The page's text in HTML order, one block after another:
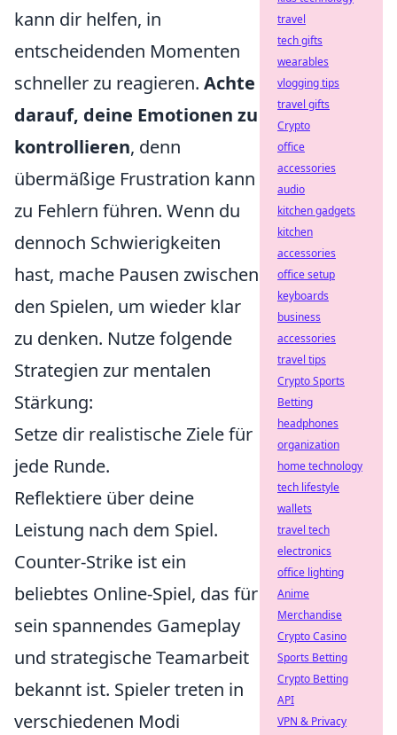
kann dir helfen, in
entscheidenden Momenten
schneller zu reagieren. Achte
darauf, deine Emotionen zu
kontrollieren, denn
übermäßige Frustration kann
zu Fehlern führen. Wenn du
dennoch Schwierigkeiten
hast, mache Pausen zwischen
den Spielen, um wieder klar
zu denken. Nutze folgende
Strategien zur mentalen
Stärkung:
Setze dir realistische Ziele für
jede Runde.
Reflektiere über deine
Leistung nach dem Spiel.
Counter-Strike ist ein
beliebtes Online-Spiel, das für
sein spannendes Gameplay
und strategische Teamarbeit
bekannt ist. Spieler treten in
verschiedenen Modi
travel
tech gifts
wearables
vlogging tips
travel gifts
Crypto
office
accessories
audio
kitchen gadgets
kitchen
accessories
office setup
keyboards
business
accessories
travel tips
Crypto Sports
Betting
headphones
organization
home technology
tech lifestyle
wallets
travel tech
electronics
office lighting
Anime
Merchandise
Crypto Casino
Sports Betting
Crypto Betting
API
VPN & Privacy